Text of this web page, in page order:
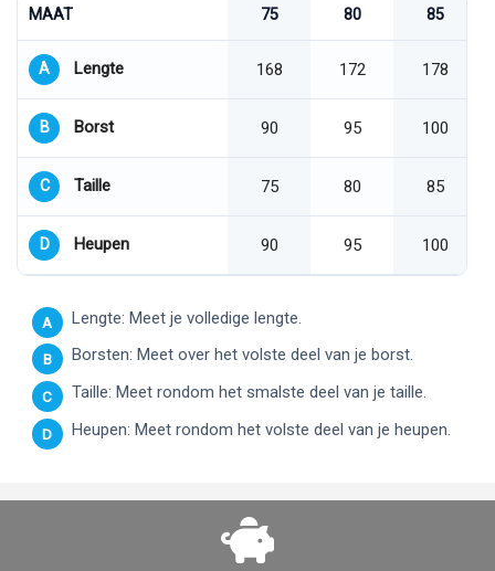
MAAT 75 80 85
A Lengte 168 172 178
B Borst 90 95 100
C Taille 75 80 85
D Heupen 90 95 100
A Lengte: Meet je volledige lengte.
B Borsten: Meet over het volste deel van je borst.
C Taille: Meet rondom het smalste deel van je taille.
D Heupen: Meet rondom het volste deel van je heupen.